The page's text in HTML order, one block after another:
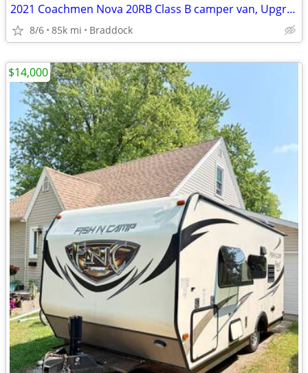
2021 Coachmen Nova 20RB Class B camper van, Upgraded lithium batteries
8/6 85k mi Braddock
$14,000